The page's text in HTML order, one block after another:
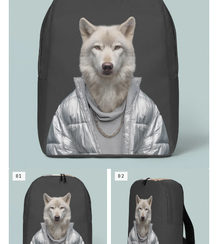
01 02